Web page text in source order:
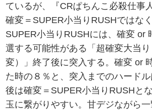
ているが、『CRぱちんこ必殺仕事
確変＝SUPER小当りRUSHではな
SUPER小当りRUSHには、確変 or
選する可能性がある「超確変大当
変）」終了後に突入する。確変 or
た時の８％と、突入までのハード
後は確変＝SUPER小当りRUSHと
玉に繋がりやすい。甘デジながら